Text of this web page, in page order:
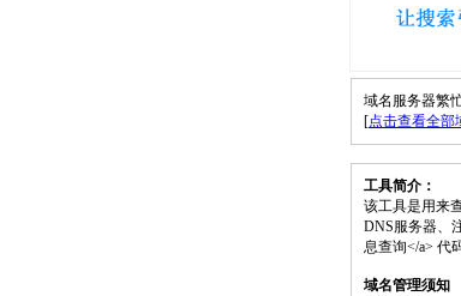
域名服务器繁
[点击查看全部
工具简介：
该工具是用来
DNS服务器、
息查询</a> 代
域名管理须知